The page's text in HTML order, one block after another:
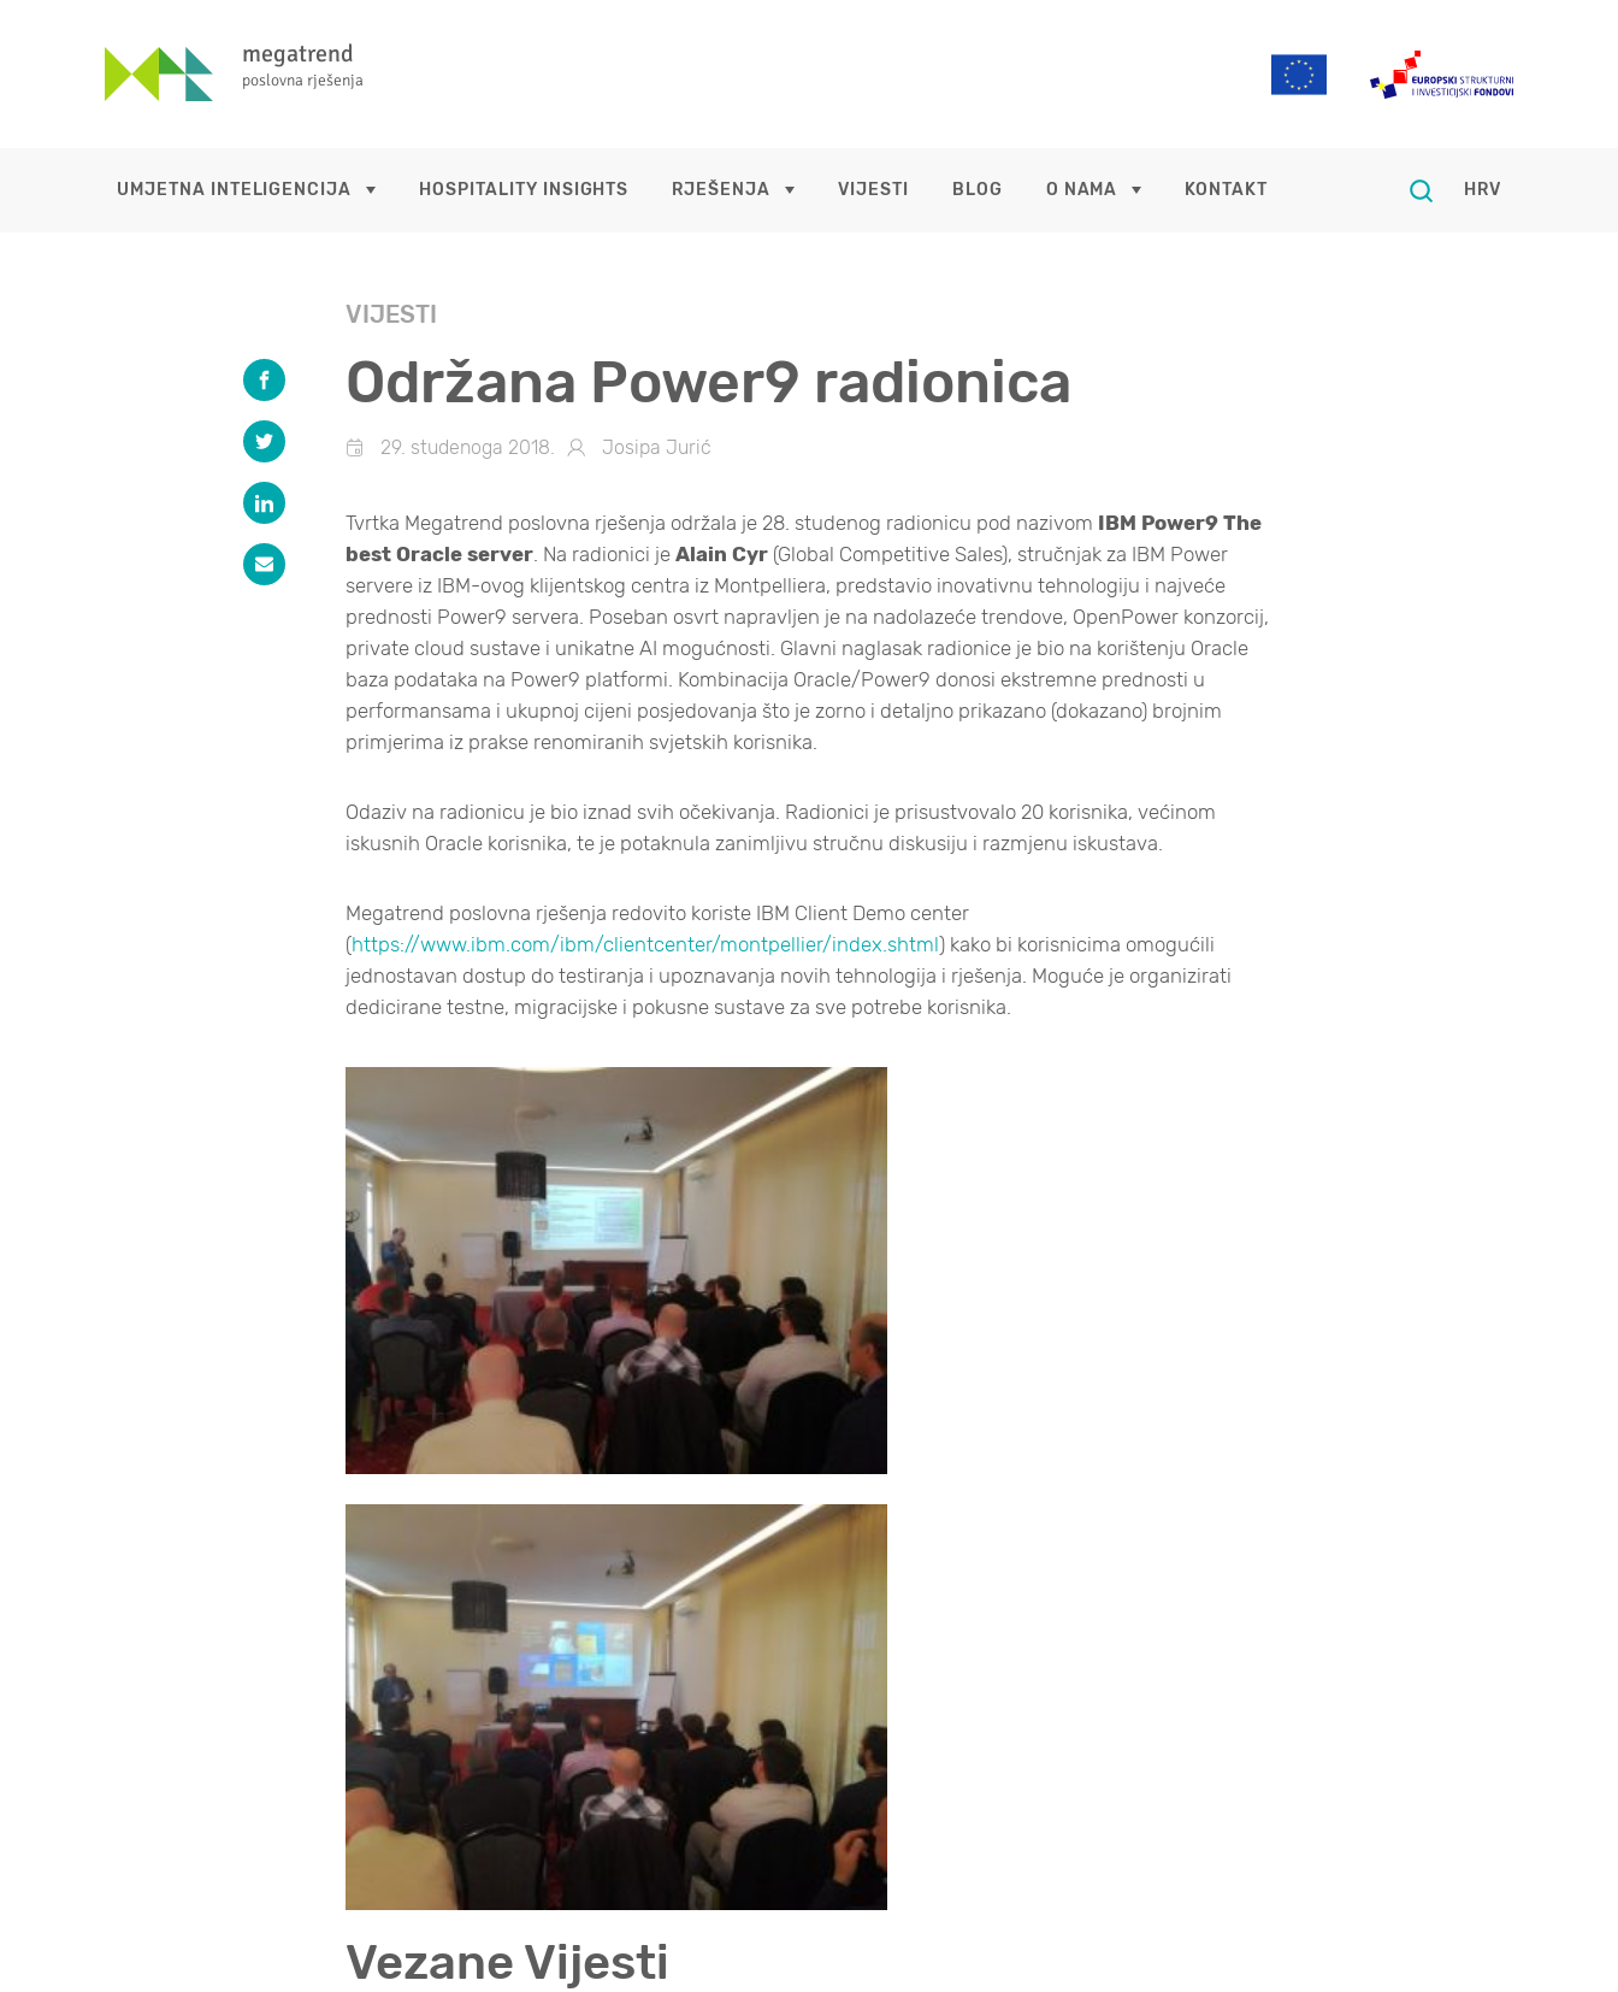
megatrend
poslovna rješenja
UMJETNA INTELIGENCIJA HOSPITALITY INSIGHTS RJEŠENJA VIJESTI BLOG O NAMA KONTAKT HRV
VIJESTI
Održana Power9 radionica
29. studenoga 2018. Josipa Jurić
Tvrtka Megatrend poslovna rješenja održala je 28. studenog radionicu pod nazivom IBM Power9 The
best Oracle server. Na radionici je Alain Cyr(Global Competitive Sales), stručnjak za IBM Power
servere iz IBM-ovog klijentskog centra iz Montpelliera, predstavio inovativnu tehnologiju i najveće
prednosti Power9 servera. Poseban osvrt napravljen je na nadolazeće trendove, OpenPower konzorcij,
private cloud sustave i unikatne AI mogućnosti. Glavni naglasak radionice je bio na korištenju Oracle
baza podataka na Power9 platformi. Kombinacija Oracle/Power9 donosi ekstremne prednosti u
performansama i ukupnoj cijeni posjedovanja što je zorno i detaljno prikazano (dokazano) brojnim
primjerima iz prakse renomiranih svjetskih korisnika.
Odaziv na radionicu je bio iznad svih očekivanja. Radionici je prisustvovalo 20 korisnika, većinom
iskusnih Oracle korisnika, te je potaknula zanimljivu stručnu diskusiju i razmjenu iskustava.
Megatrend poslovna rješenja redovito koriste IBM Client Demo center
(https://www.ibm.com/ibm/clientcenter/montpellier/index.shtml) kako bi korisnicima omogućili
jednostavan dostup do testiranja i upoznavanja novih tehnologija i rješenja. Moguće je organizirati
dedicirane testne, migracijske i pokusne sustave za sve potrebe korisnika.
Vezane Vijesti